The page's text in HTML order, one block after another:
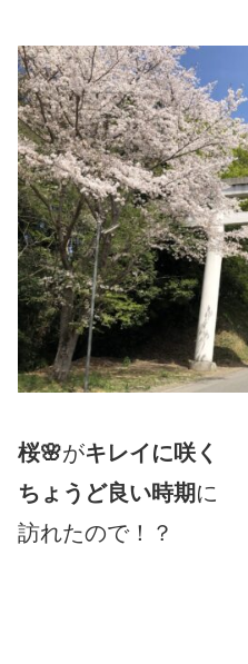
桜🌸がキレイに咲く
ちょうど良い時期 に
訪れたので！？